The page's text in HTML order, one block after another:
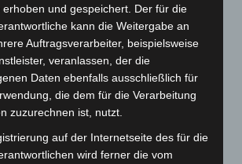
und gespeichert. Der für die
kann die Weitergabe an
Auftragsverarbeiter, beispielsweise
veranlassen, der die
Daten ebenfalls ausschließlich für
die dem für die Verarbeitung
zuzurechnen ist, nutzt.
auf der Internetseite des für die
wird ferner die vom